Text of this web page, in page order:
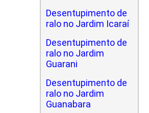
Desentupimento de
ralo no Jardim Icaraí
Desentupimento de
ralo no Jardim
Guarani
Desentupimento de
ralo no Jardim
Guanabara